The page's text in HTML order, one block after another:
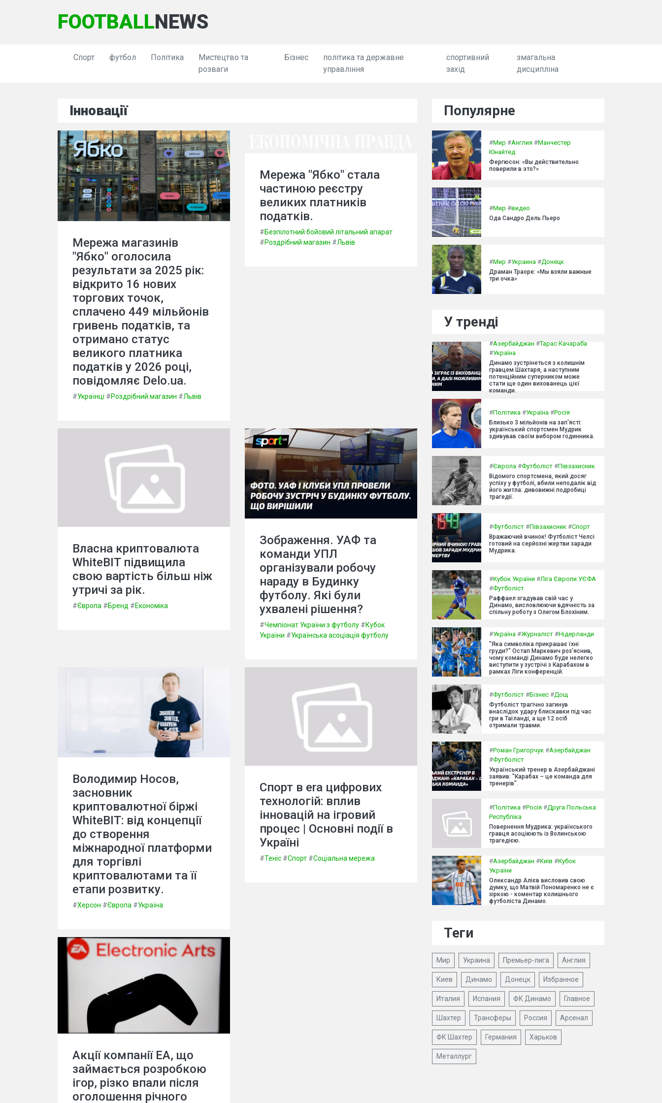
FOOTBALLNEWS
Спорт футбол Політика
Мистецтво та
розваги
Бізнес
політика та державне
управління
спортивний
захід
змагальна
дисципліна
Інновації
Мережа магазинів
"Ябко" оголосила
результати за 2025 рік:
відкрито 16 нових
торгових точок,
сплачено 449 мільйонів
гривень податків, та
отримано статус
великого платника
податків у 2026 році,
повідомляє Delo.ua.
#Українці #Роздрібний магазин #Львів
Мережа "Ябко" стала
частиною реєстру
великих платників
податків.
#Безпілотний бойовий літальний апарат
#Роздрібний магазин #Львів
Власна криптовалюта
WhiteBIT підвищила
свою вартість більш ніж
утричі за рік.
#Європа #Бренд #Економіка
Зображення. УАФ та
команди УПЛ
організували робочу
нараду в Будинку
футболу. Які були
ухвалені рішення?
#Чемпіонат України з футболу #Кубок
України #Українська асоціація футболу
Володимир Носов,
засновник
криптовалютної біржі
WhiteBIT: від концепції
до створення
міжнародної платформи
для торгівлі
криптовалютами та її
етапи розвитку.
#Херсон #Європа #Україна
Спорт в era цифрових
технологій: вплив
інновацій на ігровий
процес | Основні події в
Україні
#Теніс #Спорт #Соціальна мережа
Акції компанії EA, що
займається розробкою
ігор, різко впали після
оголошення річного
Популярне
#Мир #Англия #Манчестер
Юнайтед
Фергюсон: «Вы действительно
поверили в это?»
#Мир #видео
Ода Сандро Дель Пьеро
#Мир #Украина #Донецк
Драман Траоре: «Мы взяли важные
три очка»
У тренді
#Азербайджан #Тарас Качараба
#Україна
Динамо зустрінеться з колишнім
гравцем Шахтаря, а наступним
потенційним суперником може
стати ще один вихованець цієї
команди.
#Політика #Україна #Росія
Близько 3 мільйонів на зап'ясті:
український спортсмен Мудрик
здивував своїм вибором годинника.
#Європа #Футболіст #Півзахисник
Відомого спортсмена, який досяг
успіху у футболі, вбили неподалік від
його житла: дивовижні подробиці
трагедії.
#Футболіст #Півзахисник #Спорт
Вражаючий вчинок! Футболіст Челсі
готовий на серйозні жертви заради
Мудрика.
#Кубок України #Ліга Європи УЄФА
#Футболіст
Раффаел згадував свій час у
Динамо, висловлюючи вдячність за
спільну роботу з Олегом Блохіним.
#Україна #Журналіст #Нідерланди
"Яка символіка прикрашає їхні
груди?" Остап Маркевич роз'яснив,
чому команді Динамо буде нелегко
виступити у зустрічі з Карабахом в
рамках Ліги конференцій.
#Футболіст #Бізнес #Дощ
Футболіст трагічно загинув
внаслідок удару блискавки під час
гри в Таїланді, а ще 12 осіб
отримали травми.
#Роман Григорчук #Азербайджан
#Футболіст
Український тренер в Азербайджані
заявив: "Карабах – це команда для
тренерів".
#Політика #Росія #Друга Польська
Республіка
Повернення Мудрика: українського
гравця асоціюють із Волинською
трагедією.
#Азербайджан #Київ #Кубок
України
Олександр Алієв висловив свою
думку, що Матвій Пономаренко не є
зіркою - коментар колишнього
футболіста Динамо.
Теги
Мир Украина Премьер-лига Англия
Киев Динамо Донецк Избранное
Италия Испания ФК Динамо Главное
Шахтер Трансферы Россия Арсенал
ФК Шахтер Германия Харьков
Металлург